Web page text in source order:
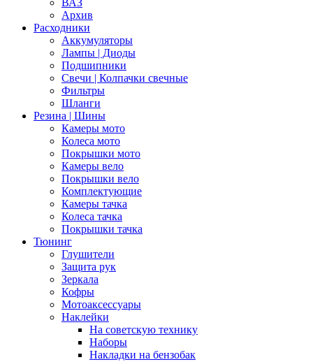
ВАЗ
Архив
Расходники
Аккумуляторы
Лампы | Диоды
Подшипники
Свечи | Колпачки свечные
Фильтры
Шланги
Резина | Шины
Камеры мото
Колеса мото
Покрышки мото
Камеры вело
Покрышки вело
Комплектующие
Камеры тачка
Колеса тачка
Покрышки тачка
Тюнинг
Глушители
Защита рук
Зеркала
Кофры
Мотоаксессуары
Наклейки
На советскую технику
Наборы
Накладки на бензобак